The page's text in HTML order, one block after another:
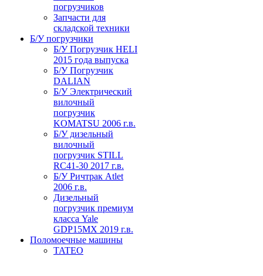
погрузчиков
Запчасти для
складской техники
Б/У погрузчики
Б/У Погрузчик HELI
2015 года выпуска
Б/У Погрузчик
DALIAN
Б/У Электрический
вилочный
погрузчик
KOMATSU 2006 г.в.
Б/У дизельный
вилочный
погрузчик STILL
RC41-30 2017 г.в.
Б/У Ричтрак Atlet
2006 г.в.
Дизельный
погрузчик премиум
класса Yale
GDP15MX 2019 г.в.
Поломоечные машины
TATEO